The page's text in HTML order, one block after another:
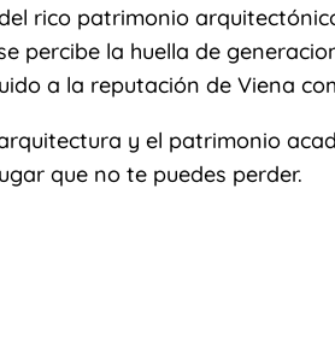
rico patrimonio
percibe la huella de
a la reputación de Viena
y el patrimonio
que no te puedes perder.